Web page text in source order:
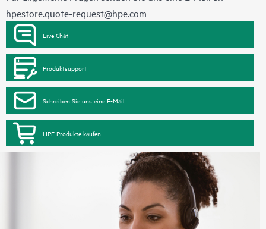
hpestore.quote-request@hpe.com
Live Chat
Produktsupport
Schreiben Sie uns eine E-Mail
HPE Produkte kaufen